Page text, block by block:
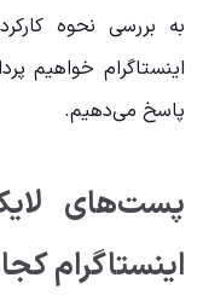
به بررسی نحوه
اینستاگرام خواهیم
پاسخ می‌دهیم.
پست‌های
اینستاگرام